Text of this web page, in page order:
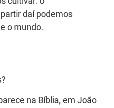
daí podemos
o mundo.
na Bíblia, em João